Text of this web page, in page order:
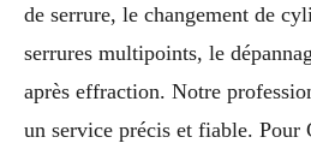
de serrure, le changement de
serrures multipoints, le
après effraction. Notre
un service précis et fiable. Pour